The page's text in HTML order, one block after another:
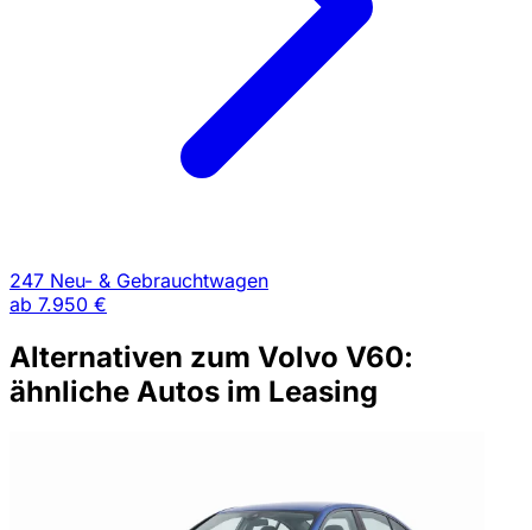
247 Neu- & Gebrauchtwagen
ab 7.950 €
Alternativen zum Volvo V60:
ähnliche Autos im Leasing